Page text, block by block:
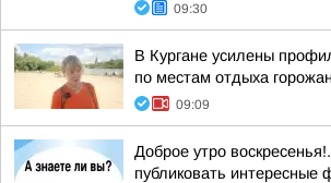
09:30
В Кургане усилены
по местам отдыха
09:09
Доброе утро
публиковать интересные